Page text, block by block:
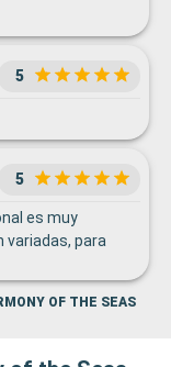
5
5
es muy
variadas, para
OF THE SEAS